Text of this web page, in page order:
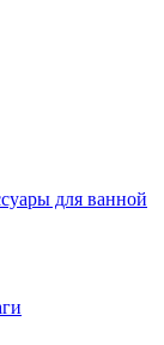
для ванной